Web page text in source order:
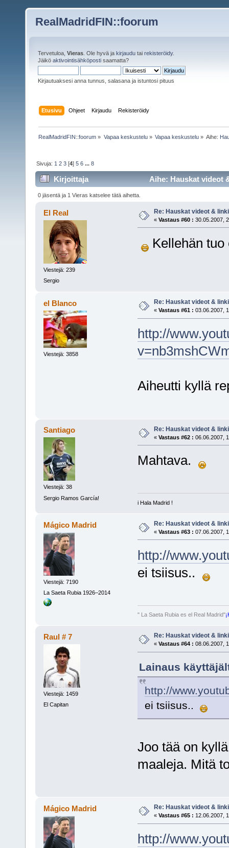
RealMadridFIN::foorum
Tervetuloa, Vieras . Ole hyvä ja kirjaudu tai rekisteröidy.
Jäikö aktivointisähköposti saamatta?
Kirjautuaksesi anna tunnus, salasana ja istuntosi pituus
Etusivu Ohjeet Kirjaudu Rekisteröidy
RealMadridFIN::foorum » Vapaa keskustelu» Vapaa keskustelu» Aihe:
Sivuja: 1 2 3 [4]5 6 ...8
Kirjoittaja Aihe: Hauskat videot
0 jäsentä ja 1 Vieras katselee tätä aihetta.
El Real
Viestejä: 239
Sergio
Re: Hauskat videot &
« Vastaus #60 : 30.05.2007,
Kellehän tuo
el Blanco
Viestejä: 3858
Re: Hauskat videot &
« Vastaus #61 : 03.06.2007,
http://
Aiheutti kyllä
Santiago
Viestejä: 38
Sergio Ramos García!
Re: Hauskat videot &
« Vastaus #62 : 06.06.2007,
Mahtava.
i Hala Madrid !
Mágico Madrid
Viestejä: 7190
La Saeta Rubia 1926–2014
Re: Hauskat videot &
« Vastaus #63 : 07.06.2007,
http://
ei tsiisus..
" La Saeta Rubia es el Real Madrid"
Raul # 7
Viestejä: 1459
El Capitan
Re: Hauskat videot &
« Vastaus #64 : 08.06.2007,
Lainaus
http://
ei tsiisus..
Joo tää on
maaleja. Mitä
Mágico Madrid Re: Hauskat videot &
« Vastaus #65 : 12.06.2007,
http://